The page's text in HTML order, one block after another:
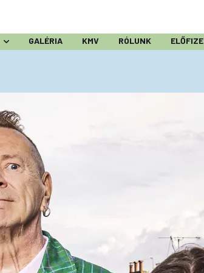
GALÉRIA KMV RÓLUNK